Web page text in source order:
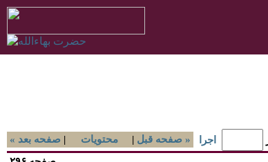
« صفحه بعد | محتويات | صفحه قبل »
اجرا